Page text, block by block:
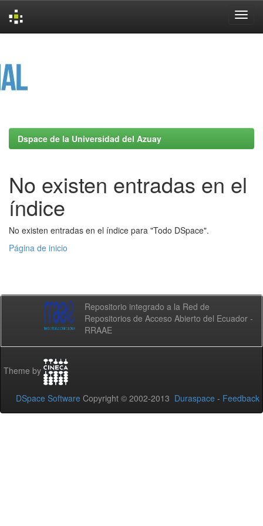
Dspace de la Universidad del Azuay
No existen entradas en el
índice
No existen entradas en el índice para "Todo DSpace".
Página de inicio
Repositorio integrado a la Red de
Repositorios de Acceso Abierto del Ecuador -
RRAAE
Theme by
DSpace Software Copyright © 2002-2013 Duraspace - Feedback